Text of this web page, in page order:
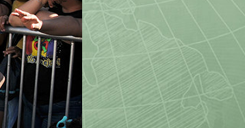
La Escala Tonal Emocional
Respuestas a las Drogas
Los Niños
Herramientas para el Entorno Laboral